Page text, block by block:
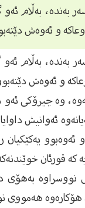
بەندە، بەڵام
و ئەوەش
بەندە، بەڵام
و ئەوەش
وە چیرۆكى
ئەوانیش
قورئان
نووسراوە
هۆكارەوە هەمووى